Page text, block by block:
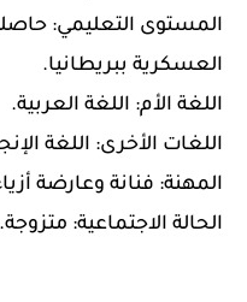
المستوى التعليمي:
العسكرية ببريطانيا.
اللغة الأم: اللغة العربية.
اللغات الأخرى: اللغة
المهنة: فنانة وعارضة
الحالة الاجتماعية: متزوجة.